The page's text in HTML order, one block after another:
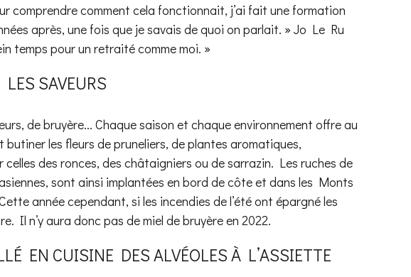
comprendre comment cela fonctionnait, j’ai fait une formation
après, une fois que je savais de quoi on parlait. » Jo Le Ru
temps pour un retraité comme moi. »
SAVEURS
de bruyère... Chaque saison et chaque environnement offre au
les fleurs de pruneliers, de plantes aromatiques,
des ronces, des châtaigniers ou de sarrazin. Les ruches de
sont ainsi implantées en bord de côte et dans les Monts
année cependant, si les incendies de l’été ont épargné les
Il n’y aura donc pas de miel de bruyère en 2022.
EN CUISINE DES ALVÉOLES À L’ASSIETTE